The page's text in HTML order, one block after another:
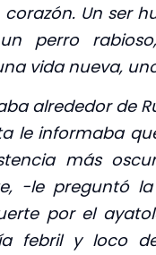
Un ser
perro
vida nueva,
alrededor de
le informaba
más
-le preguntó
por el
febril y loco